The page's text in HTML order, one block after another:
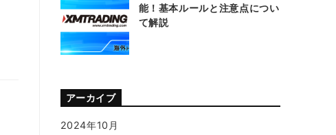
能！基本ルールと注意点につい
て解説
アーカイブ
2024年10月